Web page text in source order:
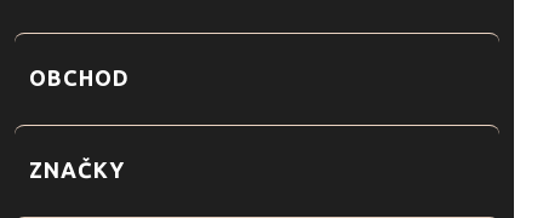
OBCHOD
ZNAČKY